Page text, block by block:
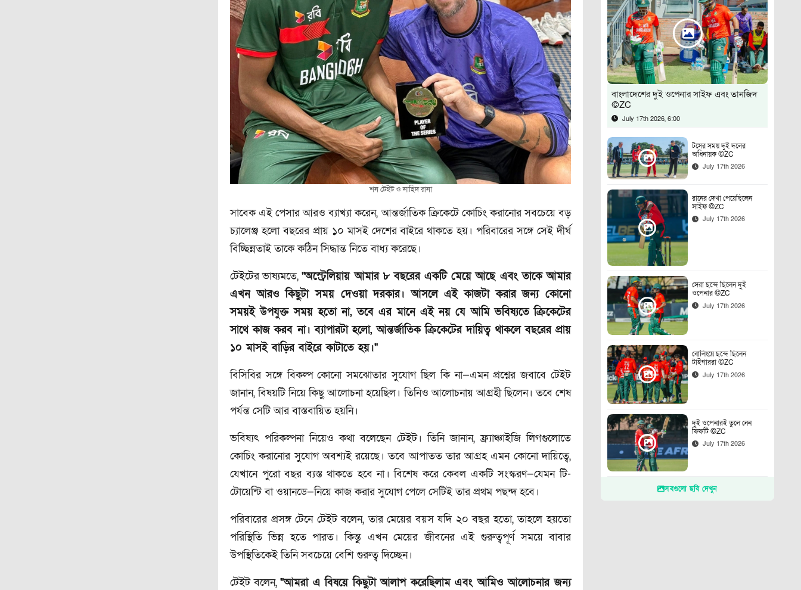
শন টেইট ও নাহিদ রানা
সাবেক এই পেসার আরও ব্যাখ্যা করেন, আন্তর্জাতিক ক্রিকেটে কোচিং করানোর সবচেয়ে বড়
চ্যালেঞ্জ হলো বছরের প্রায় ১০ মাসই দেশের বাইরে থাকতে হয়। পরিবারের সঙ্গে সেই দীর্ঘ
বিচ্ছিন্নতাই তাকে কঠিন সিদ্ধান্ত নিতে বাধ্য করেছে।
টেইটের ভাষ্যমতে,"অস্ট্রেলিয়ায় আমার ৮ বছরের একটি মেয়ে আছে এবং তাকে আমার
এখন আরও কিছুটা সময় দেওয়া দরকার। আসলে এই কাজটা করার জন্য কোনো
সময়ই উপযুক্ত সময় হতো না, তবে এর মানে এই নয় যে আমি ভবিষ্যতে ক্রিকেটের
সাথে কাজ করব না। ব্যাপারটা হলো, আন্তর্জাতিক ক্রিকেটের দায়িত্ব থাকলে বছরের প্রায়
১০ মাসই বাড়ির বাইরে কাটাতে হয়।"
বিসিবির সঙ্গে বিকল্প কোনো সমঝোতার সুযোগ ছিল কি না—এমন প্রশ্নের জবাবে টেইট
জানান, বিষয়টি নিয়ে কিছু আলোচনা হয়েছিল। তিনিও আলোচনায় আগ্রহী ছিলেন। তবে শেষ
পর্যন্ত সেটি আর বাস্তবায়িত হয়নি।
ভবিষ্যৎ পরিকল্পনা নিয়েও কথা বলেছেন টেইট। তিনি জানান, ফ্র্যাঞ্চাইজি লিগগুলোতে
কোচিং করানোর সুযোগ অবশ্যই রয়েছে। তবে আপাতত তার আগ্রহ এমন কোনো দায়িত্বে,
যেখানে পুরো বছর ব্যস্ত থাকতে হবে না। বিশেষ করে কেবল একটি সংস্করণ—যেমন টি-
টোয়েন্টি বা ওয়ানডে—নিয়ে কাজ করার সুযোগ পেলে সেটিই তার প্রথম পছন্দ হবে।
পরিবারের প্রসঙ্গ টেনে টেইট বলেন, তার মেয়ের বয়স যদি ২০ বছর হতো, তাহলে হয়তো
পরিস্থিতি ভিন্ন হতে পারত। কিন্তু এখন মেয়ের জীবনের এই গুরুত্বপূর্ণ সময়ে বাবার
উপস্থিতিকেই তিনি সবচেয়ে বেশি গুরুত্ব দিচ্ছেন।
টেইট বলেন,"আমরা এ বিষয়ে কিছুটা আলাপ করেছিলাম এবং আমিও আলোচনার জন্য
বাংলাদেশের দুই ওপেনার সাইফ এবং তানজিদ
©ZC
July 17th 2026, 6:00
টসের সময় দুই দলের
অধিনায়ক ©ZC
July 17th 2026
রানের দেখা পেয়েছিলেন
সাইফ ©ZC
July 17th 2026
সেরা ছন্দে ছিলেন দুই
ওপেনার ©ZC
July 17th 2026
বোলিংয়ে ছন্দে ছিলেন
টাইগাররা ©ZC
July 17th 2026
দুই ওপেনারই তুলে নেন
ফিফটি ©ZC
July 17th 2026
সবগুলো ছবি দেখুন